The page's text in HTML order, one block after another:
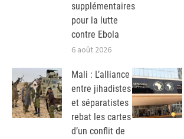
supplémentaires
pour la lutte
contre Ebola
6 août 2026
Mali : L’alliance
entre jihadistes
et séparatistes
rebat les cartes
d’un conflit de